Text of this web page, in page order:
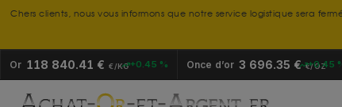
Chers clients, nous vous informons que notre service logistique sera
Or 118 840.41 € €/KG+0.45 % Once d’or 3 696.35 €€/OZ
+0.45